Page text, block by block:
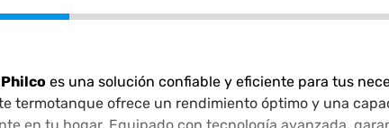
es una solución confiable y eficiente para tus
termotanque ofrece un rendimiento óptimo y una
en tu hogar. Equipado con tecnología avanzada,